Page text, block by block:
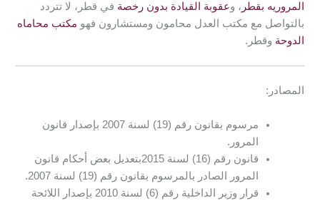
المروريه بقطر ، وعقوبة القيادة بدون رخصة في قطر، لا تتردد
بالتواصل مع مكتب العدل محامون ومستشارون فهو مكتب محاماه
الدوحة وقطر.
المصادر:
مرسوم بقانون رقم (19) لسنة 2007 بإصدار قانون
المرور.
قانون رقم (16) لسنة 2015بتعديل بعض أحكام قانون
المرور الصادر بالمرسوم بقانون رقم (19) لسنة 2007.
قرار وزير الداخلية رقم (6) لسنة 2010 بإصدار اللائحة